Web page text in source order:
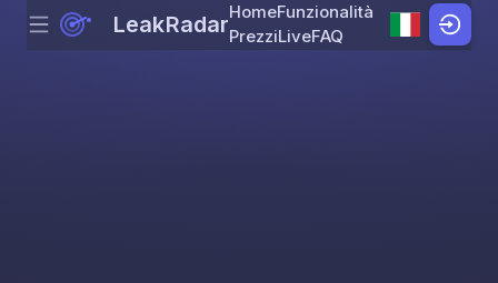
Skip to content
Menu LeakRadarHomeFunzionalità
PrezziLiveFAQ